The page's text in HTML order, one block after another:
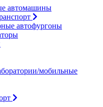
автомашины
автофургоны
мобильные